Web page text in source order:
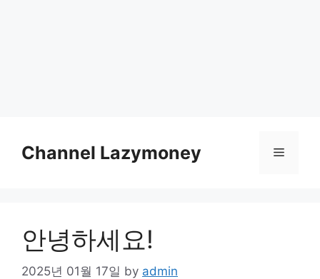
contentChannel Lazymoney Menu
안녕하세요!
2025년 01월 17일 by admin